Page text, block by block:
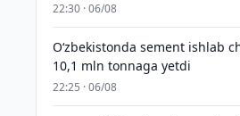
22:30 · 06/08
O‘zbekistonda sement ishlab
10,1 mln tonnaga yetdi
22:25 · 06/08